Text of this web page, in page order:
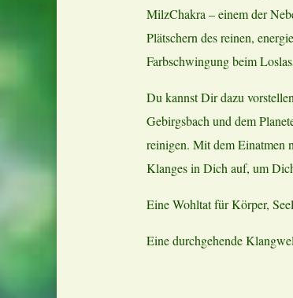
MilzChakra – einem der
Plätschern des reinen,
Farbschwingung beim
Du kannst Dir dazu
Gebirgsbach und dem
reinigen. Mit dem Einatmen
Klanges in Dich auf, um
Eine Wohltat für Körper,
Eine durchgehende